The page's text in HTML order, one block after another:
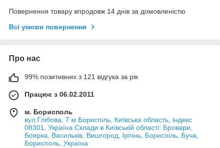
Повернення товару впродовж 14 днів за домовленістю
Всі умови повернення
Про нас
99% позитивних з 121 відгука за рік
Працює з 06.02.2011
м. Борисполь
вул.Глібова, 7 м.Бориспіль, Київська область, індекс
08301, Україна Склади в Київській області: Бровари,
Боярка, Васильків, Вишгород, Ірпінь, Бориспіль, Буча,
Борисполь, Україна